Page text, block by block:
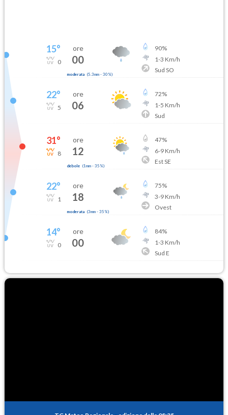
15°
0
ore
00
moderata (5.3mm- 30 %)
90%
1-3 Km/h
Sud SO
22°
5
ore
06
72%
1-5 Km/h
Sud
31°
8
ore
12
debole (1mm- 35 %)
47%
6-9Km/h
Est SE
22°
1
ore
18
moderata (3mm- 35 %)
75%
3-9Km/h
Ovest
14°
0
ore
00
84%
1-3 Km/h
Sud E